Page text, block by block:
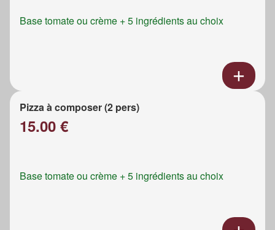
Base tomate ou crème + 5 ingrédients au choix
Pizza à composer (2 pers)
15.00 €
Base tomate ou crème + 5 ingrédients au choix